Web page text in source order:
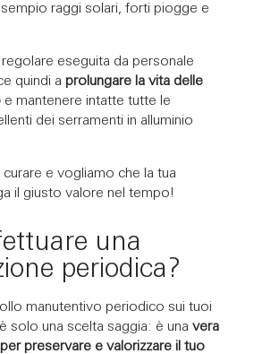
raggi solari, forti piogge e
eseguita da personale
quindi a prolungare la vita delle
e mantenere intatte tutte le
dei serramenti in alluminio
e vogliamo che la tua
il giusto valore nel tempo!
una
periodica?
manutentivo periodico sui tuoi
solo una scelta saggia: è una vera
preservare e valorizzare il tuo